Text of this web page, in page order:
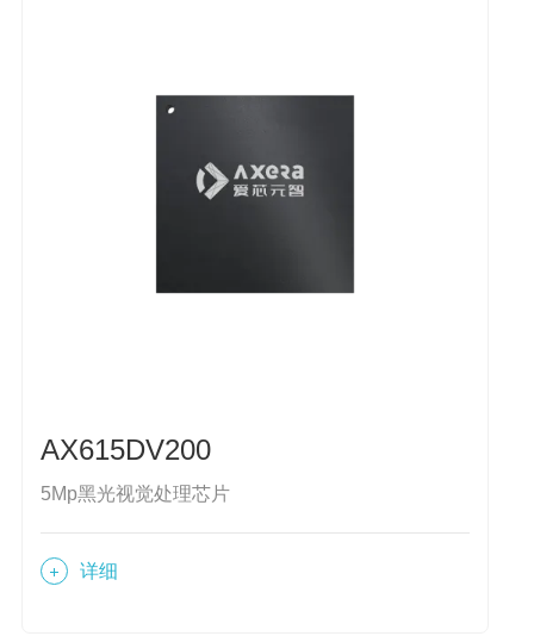
AX615DV200
5Mp黑光视觉处理芯片
详细